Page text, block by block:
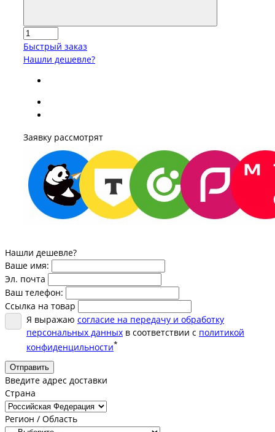
Быстрый заказ
Нашли дешевле?
Заявку рассмотрят
Нашли дешевле?
Ваше имя:
Эл. почта
Ваш телефон:
Ссылка на товар
Я выражаю согласие на передачу и обработку
персональных данных в соответствии с политикой
конфиденцильности*
Отправить
Введите адрес доставки
Страна
Регион / Область